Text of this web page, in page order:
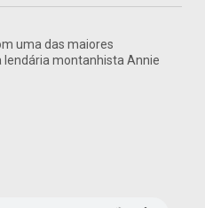
uma das maiores
lendária montanhista Annie